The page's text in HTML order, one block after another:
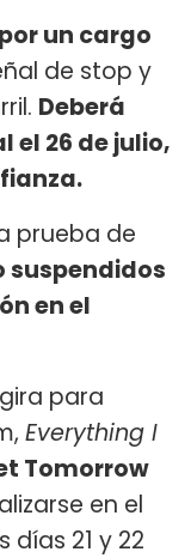
un cargo
de stop y
Deberá
el 26 de julio,
prueba de
suspendidos
en el
para
Everything I
Tomorrow
en el
días 21 y 22